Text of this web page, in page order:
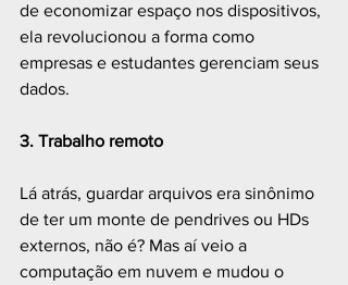
de economizar espaço nos dispositivos,
ela revolucionou a forma como
empresas e estudantes gerenciam seus
dados.
3. Trabalho remoto
Lá atrás, guardar arquivos era sinônimo
de ter um monte de pendrives ou HDs
externos, não é? Mas aí veio a
computação em nuvem e mudou o